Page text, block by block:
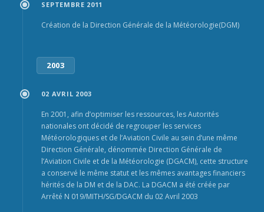
SEPTEMBRE 2011
Création de la Direction Générale de la Météorologie(DGM)
2003
02 AVRIL 2003
En 2001, afin d’optimiser les ressources, les Autorités
nationales ont décidé de regrouper les services
Météorologiques et de l’Aviation Civile au sein d’une même
Direction Générale, dénommée Direction Générale de
l’Aviation Civile et de la Météorologie (DGACM), cette structure
a conservé le même statut et les mêmes avantages financiers
hérités de la DM et de la DAC. La DGACM a été créée par
Arrêté N 019/MITH/SG/DGACM du 02 Avril 2003